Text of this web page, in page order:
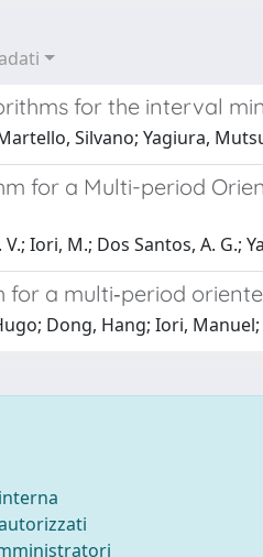
for the interval
Silvano; Yagiura,
for a Multi-period
Iori, M.; Dos Santos, A. G.;
for a multi‐period
Dong, Hang; Iori,